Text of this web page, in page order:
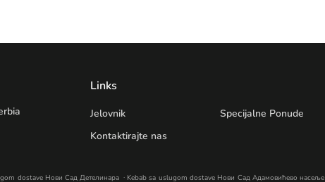
Links
Jelovnik
Specijalne Ponude
Kontaktirajte nas
dostave Нови Сад Детелинара . Kebab sa uslugom dostave Нови Сад Адамовићево насеље